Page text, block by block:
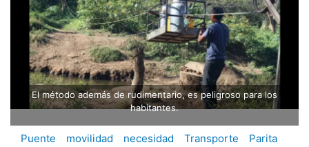
El método además de rudimentario, es peligroso para los
habitantes.
Puente movilidad necesidad Transporte Parita